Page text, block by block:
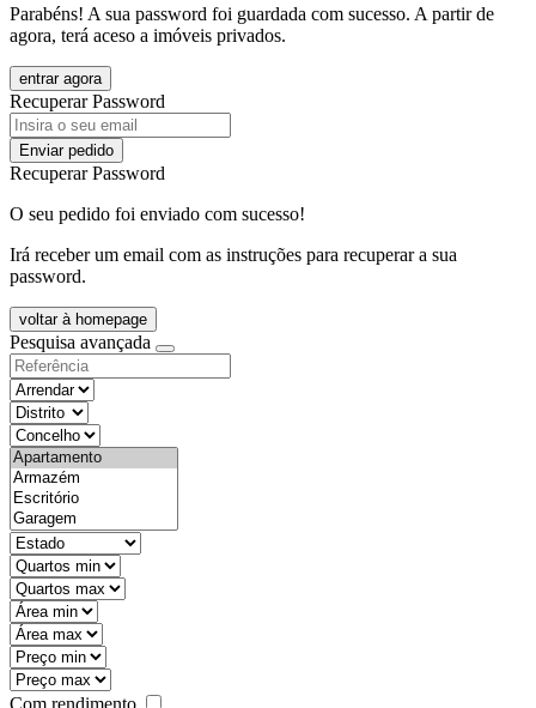
Parabéns! A sua password foi guardada com sucesso. A partir de
agora, terá aceso a imóveis privados.
entrar agora
Recuperar Password
Enviar pedido
Recuperar Password
O seu pedido foi enviado com sucesso!
Irá receber um email com as instruções para recuperar a sua
password.
voltar à homepage
Pesquisa avançada
objective
districtId
countyId
types
state
mintypo
maxtypo
minarea
maxarea
minprice
maxprice
Com rendimento